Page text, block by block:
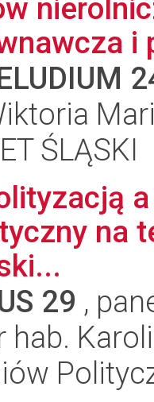
i
ŚLĄSKI
na
29 ,
hab.